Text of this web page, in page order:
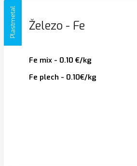
Plastmetal Železo - Fe
Fe mix - 0.10 €/kg
Fe plech - 0.10€/kg